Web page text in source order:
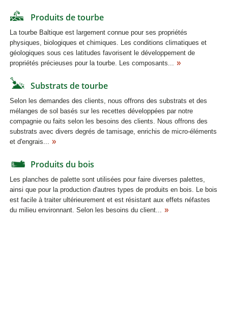
Produits de tourbe
La tourbe Baltique est largement connue pour ses propriétés
physiques, biologiques et chimiques. Les conditions climatiques et
géologiques sous ces latitudes favorisent le développement de
propriétés précieuses pour la tourbe. Les composants...
Substrats de tourbe
Selon les demandes des clients, nous offrons des substrats et des
mélanges de sol basés sur les recettes développées par notre
compagnie ou faits selon les besoins des clients. Nous offrons des
substrats avec divers degrés de tamisage, enrichis de micro-éléments
et d'engrais...
Produits du bois
Les planches de palette sont utilisées pour faire diverses palettes,
ainsi que pour la production d'autres types de produits en bois. Le bois
est facile à traiter ultérieurement et est résistant aux effets néfastes
du milieu environnant. Selon les besoins du client...